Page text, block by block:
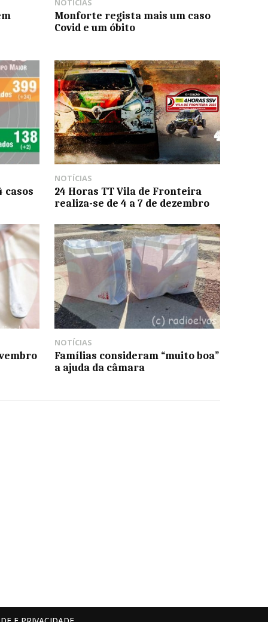
NOTÍCIAS
Monforte regista mais um caso
Covid e um óbito
casos
NOTÍCIAS
24 Horas TT Vila de Fronteira
realiza-se de 4 a 7 de dezembro
NOTÍCIAS
Famílias consideram “muito boa”
a ajuda da câmara